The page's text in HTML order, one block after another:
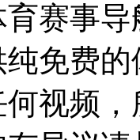
赛事
免费
视频